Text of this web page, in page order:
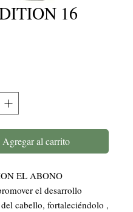
16
Agregar al carrito
EL ABONO
el desarrollo
cabello, fortaleciéndolo ,